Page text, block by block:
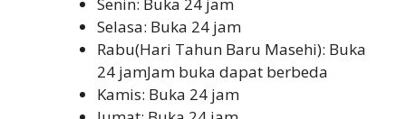
Selasa: Buka 24 jam
Rabu(Hari Tahun Baru Masehi): Buka
24 jamJam buka dapat berbeda
Kamis: Buka 24 jam